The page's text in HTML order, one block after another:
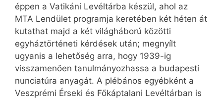
éppen a Vatikáni Levéltárba készül, ahol az
MTA Lendület programja keretében két héten át
kutathat majd a két világháború közötti
egyháztörténeti kérdések után; megnyílt
ugyanis a lehetőség arra, hogy 1939-ig
visszamenően tanulmányozhassa a budapesti
nunciatúra anyagát. A plébános egyébként a
Veszprémi Érseki és Főkáptalani Levéltárban is